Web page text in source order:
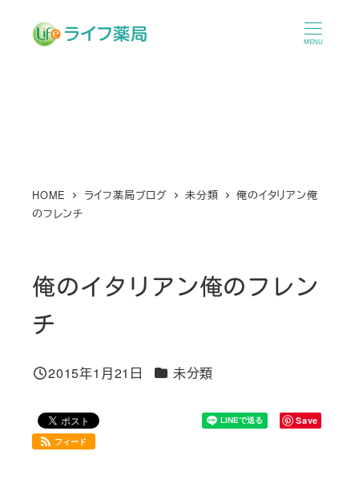
MENU
HOME ライフ薬局ブログ 未分類
俺のイタリアン俺
のフレンチ
俺のイタリアン俺のフレン
チ
投稿日
2015年1月21日 カテゴリー
未分類
Save
フィード